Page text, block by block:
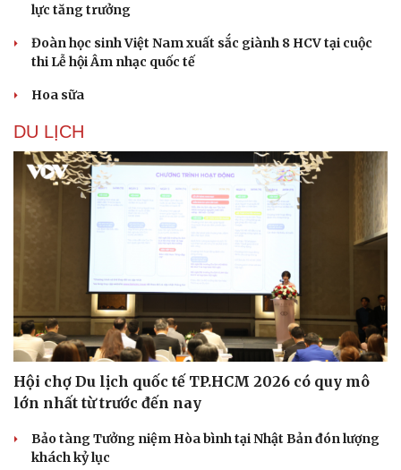
lực tăng trưởng
Đoàn học sinh Việt Nam xuất sắc giành 8 HCV tại cuộc
thi Lễ hội Âm nhạc quốc tế
Hoa sữa
DU LỊCH
Hội chợ Du lịch quốc tế TP.HCM 2026 có quy mô
lớn nhất từ trước đến nay
Bảo tàng Tưởng niệm Hòa bình tại Nhật Bản đón lượng
khách kỷ lục